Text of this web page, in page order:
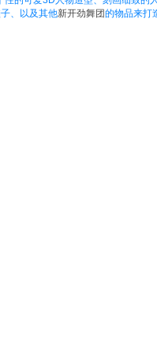
、以及其他新开劲舞团的物品来打